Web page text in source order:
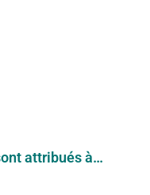
attribués à…